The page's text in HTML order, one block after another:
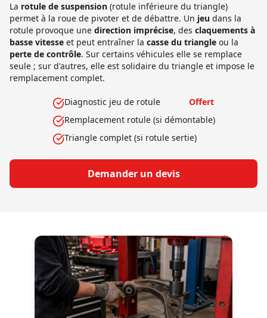
La rotule de suspension (rotule inférieure du triangle)
permet à la roue de pivoter et de débattre. Un jeu dans la
rotule provoque une direction imprécise, des claquements à
basse vitesse et peut entraîner la casse du triangle ou la
perte de contrôle. Sur certains véhicules elle se remplace
seule ; sur d'autres, elle est solidaire du triangle et impose le
remplacement complet.
Diagnostic jeu de rotule
Offert
Remplacement rotule (si démontable)
Triangle complet (si rotule sertie)
Demander un devis